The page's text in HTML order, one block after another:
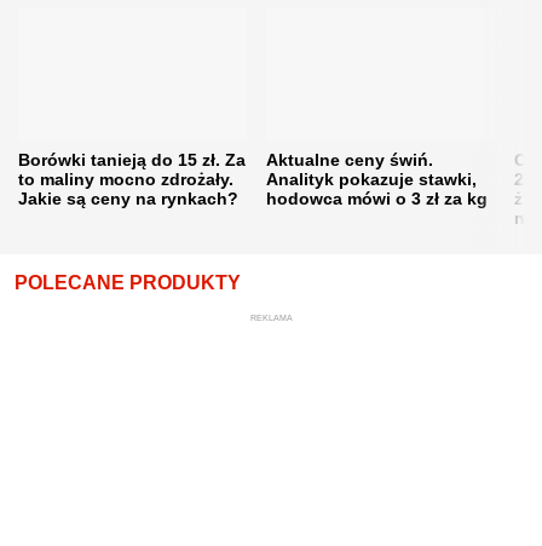
Borówki tanieją do 15 zł. Za
to maliny mocno zdrożały.
Jakie są ceny na rynkach?
Aktualne ceny świń.
Analityk pokazuje stawki,
hodowca mówi o 3 zł za kg
POLECANE PRODUKTY
REKLAMA